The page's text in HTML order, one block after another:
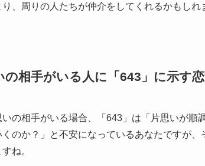
、周りの人たちが仲介をしてくれるかもし
の相手がいる人に「643」に示す
いの相手がいる場合、「643」は「片思いが
のか？」と不安になっているあなたですが
ね。